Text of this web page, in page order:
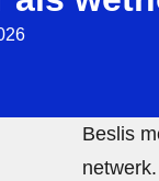
Beslis
netwerk.